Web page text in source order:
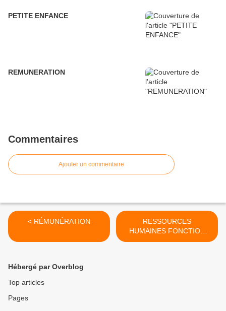
PETITE ENFANCE
REMUNERATION
Commentaires
Ajouter un commentaire
< RÉMUNÉRATION
RESSOURCES
HUMAINES FONCTION
PUBLIQUE >
Hébergé par Overblog
Top articles
Pages